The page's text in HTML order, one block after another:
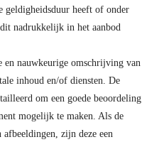
geldigheidsduur heeft of onder
nadrukkelijk in het aanbod
en nauwkeurige omschrijving van
inhoud en/of diensten. De
om een goede beoordeling
mogelijk te maken. Als de
zijn deze een